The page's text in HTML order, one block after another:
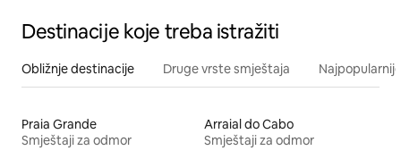
Destinacije koje treba istražiti
Obližnje destinacije Druge vrste smještaja
Praia Grande
Smještaji za odmor
Arraial do Cabo
Smještaji za odmor